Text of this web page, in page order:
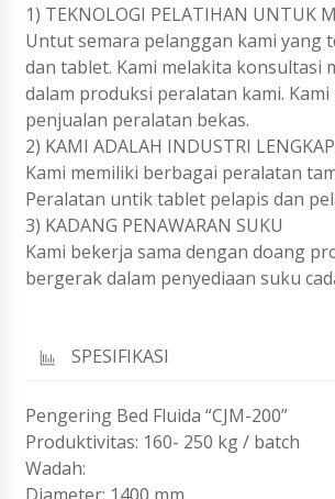
1) TEKNOLOGI PELATIHAN UNTUK
Untut semara pelanggan kami yang
dan tablet. Kami melakita
dalam produksi peralatan kami.
penjualan peralatan bekas.
2) KAMI ADALAH INDUSTRI LENGKAP
Kami memiliki berbagai peralatan
Peralatan untik tablet pelapis dan
3) KADANG PENAWARAN SUKU
Kami bekerja sama dengan doang
bergerak dalam penyediaan suku
SPESIFIKASI
Pengering Bed Fluida “CJM-200”
Produktivitas: 160- 250 kg / batch
Wadah: